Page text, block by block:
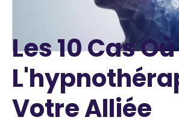
Les 10 Cas Où
Votre Alliée